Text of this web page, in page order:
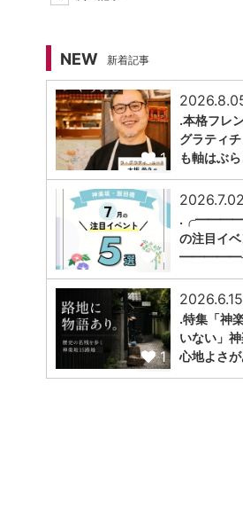
NEW 新着記事
1
.本格フレ
グラティ
も軸はぶ
1
2026.7.02
の注目
━━━━━╯7
1
2026.6.15
.特集「神
いない」
心地よさ